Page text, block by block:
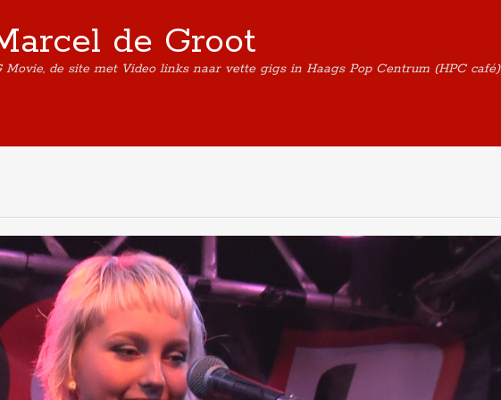
de Groot
de site met Video links naar vette gigs in Haags Pop Centrum (HPC café)